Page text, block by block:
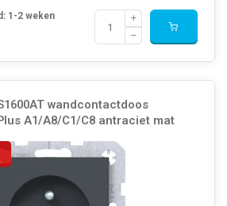
1-2 weken
wandcontactdoos
A1/A8/C1/C8 antraciet mat